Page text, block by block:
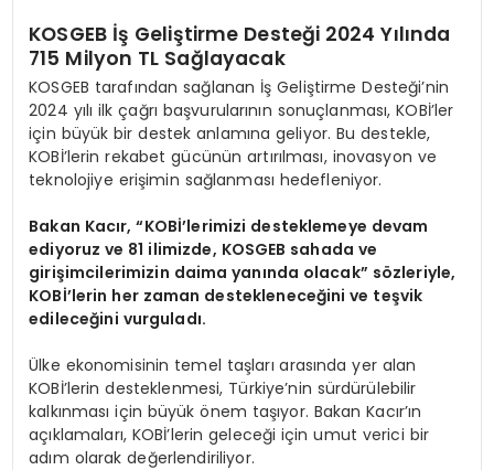
KOSGEB İş Geliştirme Desteği 2024 Yılında
715 Milyon TL Sağlayacak
KOSGEB tarafından sağlanan İş Geliştirme Desteği’nin
2024 yılı ilk çağrı başvurularının sonuçlanması, KOBİ’ler
için büyük bir destek anlamına geliyor. Bu destekle,
KOBİ’lerin rekabet gücünün artırılması, inovasyon ve
teknolojiye erişimin sağlanması hedefleniyor.
Bakan Kacır, “KOBİ’lerimizi desteklemeye devam
ediyoruz ve 81 ilimizde, KOSGEB sahada ve
girişimcilerimizin daima yanında olacak” sözleriyle,
KOBİ’lerin her zaman destekleneceğini ve teşvik
edileceğini vurguladı.
Ülke ekonomisinin temel taşları arasında yer alan
KOBİ’lerin desteklenmesi, Türkiye’nin sürdürülebilir
kalkınması için büyük önem taşıyor. Bakan Kacır’ın
açıklamaları, KOBİ’lerin geleceği için umut verici bir
adım olarak değerlendiriliyor.